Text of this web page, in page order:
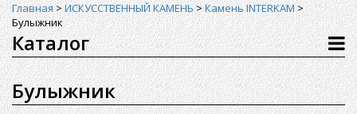
Главная>ИСКУССТВЕННЫЙ КАМЕНЬ>Камень INTERKAM>
Булыжник
Каталог
Булыжник